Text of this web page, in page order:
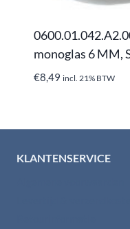
monoglas 6 MM,
€8,49 incl. 21% BTW
KLANTENSERVICE